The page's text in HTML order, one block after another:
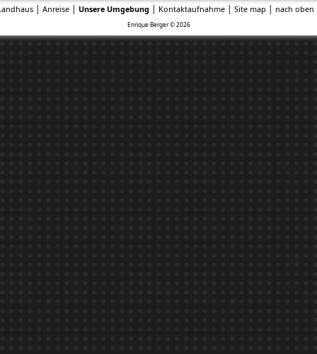
| Anreise| Unsere Umgebung | Kontaktaufnahme| Site map | nach oben
Enrique Berger © 2026